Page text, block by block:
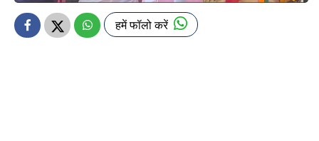
हमें फॉलो करें